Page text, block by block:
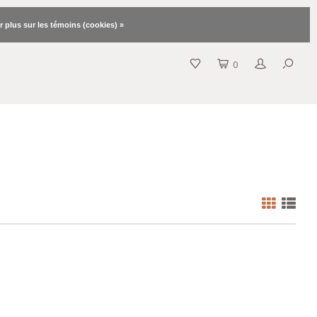
0
plus sur les témoins (cookies) »